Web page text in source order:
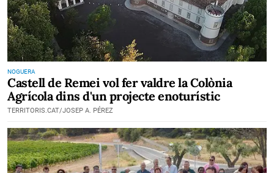
NOGUERA
Castell de Remei vol fer valdre la Colònia
Agrícola dins d'un projecte enoturístic
TERRITORIS.CAT/JOSEP A. PÉREZ